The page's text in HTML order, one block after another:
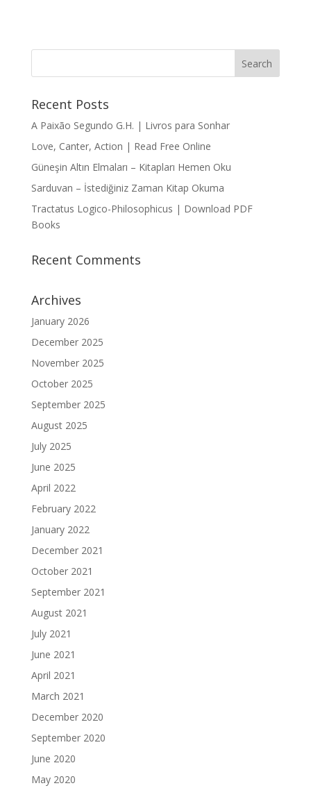
Recent Posts
A Paixão Segundo G.H. | Livros para Sonhar
Love, Canter, Action | Read Free Online
Güneşin Altın Elmaları – Kitapları Hemen Oku
Sarduvan – İstediğiniz Zaman Kitap Okuma
Tractatus Logico-Philosophicus | Download PDF
Books
Recent Comments
Archives
January 2026
December 2025
November 2025
October 2025
September 2025
August 2025
July 2025
June 2025
April 2022
February 2022
January 2022
December 2021
October 2021
September 2021
August 2021
July 2021
June 2021
April 2021
March 2021
December 2020
September 2020
June 2020
May 2020